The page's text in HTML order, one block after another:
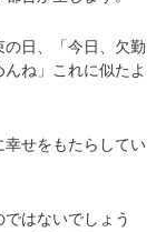
日、「今日、欠勤
ね」これに似たよ
せをもたらしてい
はないでしょう